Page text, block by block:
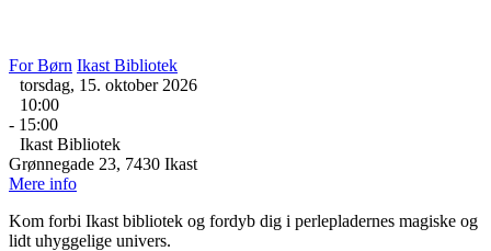
For Børn Ikast Bibliotek
torsdag, 15. oktober 2026
10:00
- 15:00
Ikast Bibliotek
Grønnegade 23, 7430 Ikast
Mere info
Kom forbi Ikast bibliotek og fordyb dig i perlepladernes magiske og
lidt uhyggelige univers.